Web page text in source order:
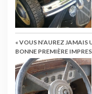
« VOUS N’AUREZ JAMAIS
BONNE PREMIÈRE